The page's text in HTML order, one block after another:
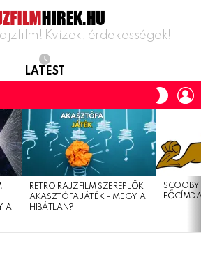
Kvízek, érdekességek!
LATEST
SKIN
A
RETRO RAJZFILM SZEREPLŐK
AKASZTÓFAJÁTÉK – MEGY A
HIBÁTLAN?